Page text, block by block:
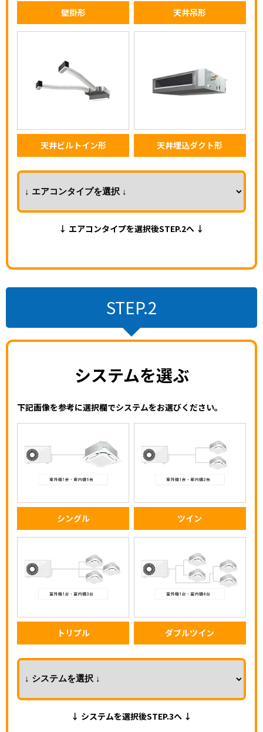
壁掛形 天井吊形
天井ビルトイン形 天井埋込ダクト形
↓ エアコンタイプを選択後STEP.2へ ↓
STEP.2
システムを選ぶ
下記画像を参考に選択欄でシステムをお選びください。
シングル ツイン
トリプル ダブルツイン
↓ システムを選択後STEP.3へ ↓